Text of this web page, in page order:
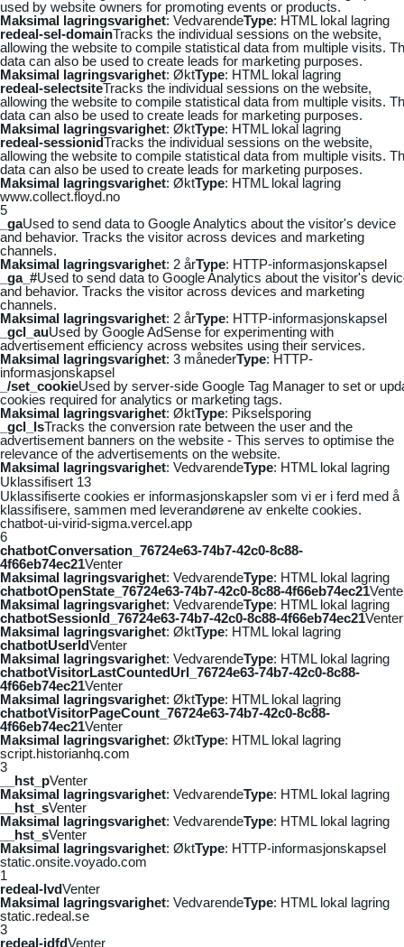
used by website owners for promoting events or products.
Maksimal lagringsvarighet: VedvarendeType: HTML lokal lagring
redeal-sel-domainTracks the individual sessions on the website,
allowing the website to compile statistical data from multiple visits.
data can also be used to create leads for marketing purposes.
Maksimal lagringsvarighet: ØktType: HTML lokal lagring
redeal-selectsiteTracks the individual sessions on the website,
allowing the website to compile statistical data from multiple visits.
data can also be used to create leads for marketing purposes.
Maksimal lagringsvarighet: ØktType: HTML lokal lagring
redeal-sessionidTracks the individual sessions on the website,
allowing the website to compile statistical data from multiple visits.
data can also be used to create leads for marketing purposes.
Maksimal lagringsvarighet: ØktType: HTML lokal lagring
www.collect.floyd.no
5
_gaUsed to send data to Google Analytics about the visitor's device
and behavior. Tracks the visitor across devices and marketing
channels.
Maksimal lagringsvarighet: 2 årType: HTTP-informasjonskapsel
_ga_#Used to send data to Google Analytics about the visitor's
and behavior. Tracks the visitor across devices and marketing
channels.
Maksimal lagringsvarighet: 2 årType: HTTP-informasjonskapsel
_gcl_auUsed by Google AdSense for experimenting with
advertisement efficiency across websites using their services.
Maksimal lagringsvarighet: 3 månederType: HTTP-
informasjonskapsel
_/set_cookieUsed by server-side Google Tag Manager to set or
cookies required for analytics or marketing tags.
Maksimal lagringsvarighet: ØktType: Pikselsporing
_gcl_lsTracks the conversion rate between the user and the
advertisement banners on the website - This serves to optimise the
relevance of the advertisements on the website.
Maksimal lagringsvarighet: VedvarendeType: HTML lokal lagring
Uklassifisert 13
Uklassifiserte cookies er informasjonskapsler som vi er i ferd med å
klassifisere, sammen med leverandørene av enkelte cookies.
chatbot-ui-virid-sigma.vercel.app
6
chatbotConversation_76724e63-74b7-42c0-8c88-
4f66eb74ec21Venter
Maksimal lagringsvarighet: VedvarendeType: HTML lokal lagring
chatbotOpenState_76724e63-74b7-42c0-8c88-4f66eb74ec21
Maksimal lagringsvarighet: VedvarendeType: HTML lokal lagring
chatbotSessionId_76724e63-74b7-42c0-8c88-4f66eb74ec21Venter
Maksimal lagringsvarighet: ØktType: HTML lokal lagring
chatbotUserIdVenter
Maksimal lagringsvarighet: VedvarendeType: HTML lokal lagring
chatbotVisitorLastCountedUrl_76724e63-74b7-42c0-8c88-
4f66eb74ec21Venter
Maksimal lagringsvarighet: ØktType: HTML lokal lagring
chatbotVisitorPageCount_76724e63-74b7-42c0-8c88-
4f66eb74ec21Venter
Maksimal lagringsvarighet: ØktType: HTML lokal lagring
script.historianhq.com
3
__hst_pVenter
Maksimal lagringsvarighet: VedvarendeType: HTML lokal lagring
__hst_sVenter
Maksimal lagringsvarighet: VedvarendeType: HTML lokal lagring
__hst_sVenter
Maksimal lagringsvarighet: ØktType: HTTP-informasjonskapsel
static.onsite.voyado.com
1
redeal-lvdVenter
Maksimal lagringsvarighet: VedvarendeType: HTML lokal lagring
static.redeal.se
3
redeal-idfdVenter